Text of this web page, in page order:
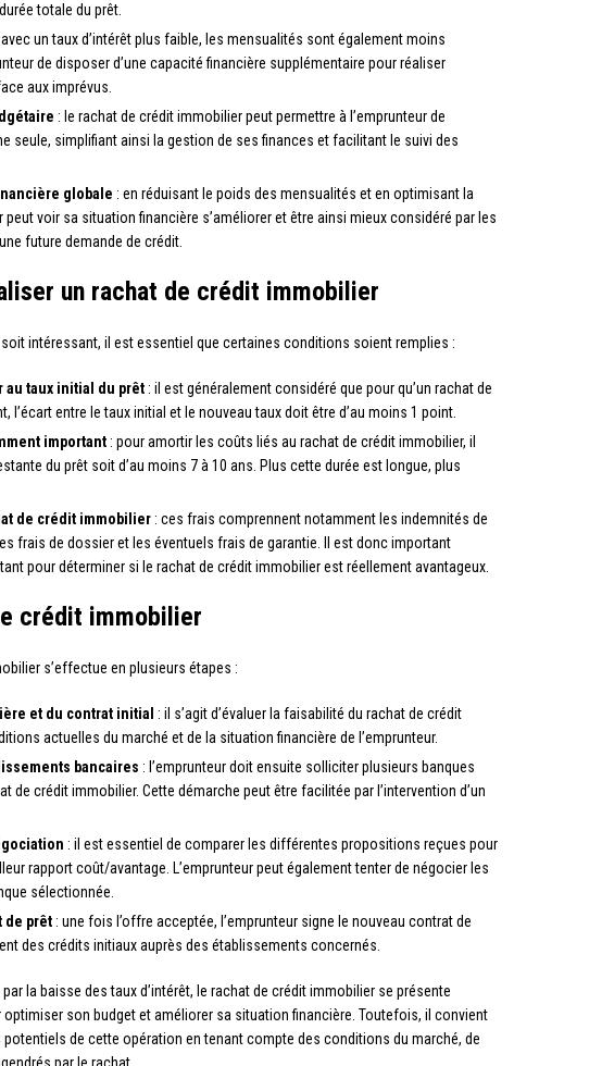
totale du prêt.
avec un taux d’intérêt plus faible, les mensualités sont également moins
de disposer d’une capacité financière supplémentaire pour réaliser
aux imprévus.
: le rachat de crédit immobilier peut permettre à l’emprunteur de
seule, simplifiant ainsi la gestion de ses finances et facilitant le suivi des
globale : en réduisant le poids des mensualités et en optimisant la
peut voir sa situation financière s’améliorer et être ainsi mieux considéré par les
future demande de crédit.
un rachat de crédit immobilier
intéressant, il est essentiel que certaines conditions soient remplies :
au taux initial du prêt : il est généralement considéré que pour qu’un rachat de
entre le taux initial et le nouveau taux doit être d’au moins 1 point.
important : pour amortir les coûts liés au rachat de crédit immobilier, il
du prêt soit d’au moins 7 à 10 ans. Plus cette durée est longue, plus
de crédit immobilier : ces frais comprennent notamment les indemnités de
frais de dossier et les éventuels frais de garantie. Il est donc important
pour déterminer si le rachat de crédit immobilier est réellement avantageux.
crédit immobilier
s’effectue en plusieurs étapes :
et du contrat initial : il s’agit d’évaluer la faisabilité du rachat de crédit
actuelles du marché et de la situation financière de l’emprunteur.
bancaires : l’emprunteur doit ensuite solliciter plusieurs banques
de crédit immobilier. Cette démarche peut être facilitée par l’intervention d’un
: il est essentiel de comparer les différentes propositions reçues pour
rapport coût/avantage. L’emprunteur peut également tenter de négocier les
sélectionnée.
de prêt : une fois l’offre acceptée, l’emprunteur signe le nouveau contrat de
des crédits initiaux auprès des établissements concernés.
la baisse des taux d’intérêt, le rachat de crédit immobilier se présente
son budget et améliorer sa situation financière. Toutefois, il convient
de cette opération en tenant compte des conditions du marché, de